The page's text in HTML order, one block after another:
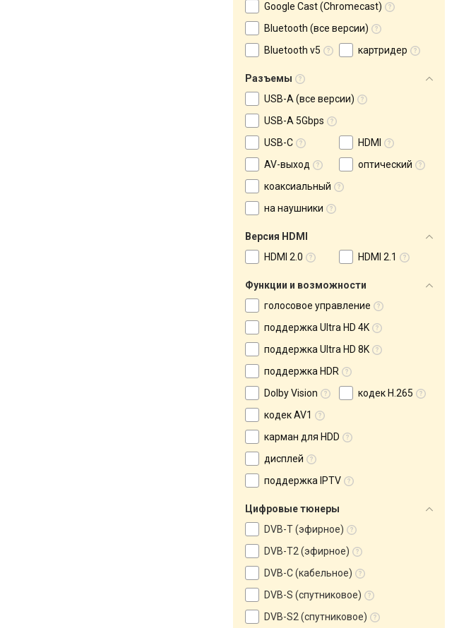
Google Cast (Chromecast)
Bluetooth (все версии)
Bluetooth v5
картридер
Разъемы
USB-A (все версии)
USB-A 5Gbps
USB-C
HDMI
AV-выход
оптический
коаксиальный
на наушники
Версия HDMI
HDMI 2.0
HDMI 2.1
Функции и возможности
голосовое управление
поддержка Ultra HD 4K
поддержка Ultra HD 8K
поддержка HDR
Dolby Vision
кодек H.265
кодек AV1
карман для HDD
дисплей
поддержка IPTV
Цифровые тюнеры
DVB-T (эфирное)
DVB-T2 (эфирное)
DVB-C (кабельное)
DVB-S (спутниковое)
DVB-S2 (спутниковое)